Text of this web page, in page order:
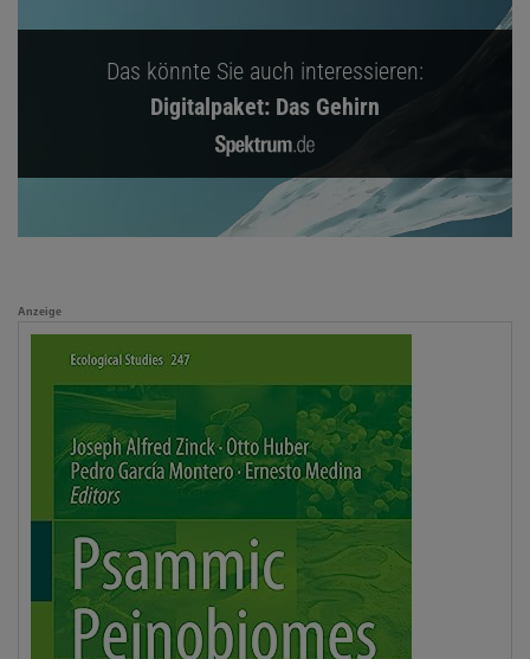
Das könnte Sie auch interessieren:
Digitalpaket: Das Gehirn
Anzeige